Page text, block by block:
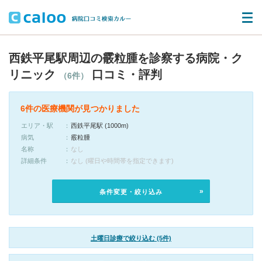
西鉄平尾駅周辺の霰粒腫を診察する病院・ク
リニック
（6件） 口コミ・評判
6件の医療機関が見つかりました
エリア・駅
西鉄平尾駅 (1000m)
病気
霰粒腫
名称
なし
詳細条件
なし (曜日や時間帯を指定できます)
条件変更・絞り込み
土曜日診療で絞り込む (5件)